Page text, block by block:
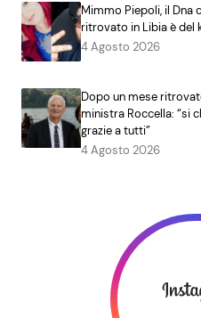
Mimmo Piepoli, il Dna
ritrovato in Libia è del
4 Agosto 2026
Dopo un mese
ministra Roccella: “si
grazie a tutti”
4 Agosto 2026